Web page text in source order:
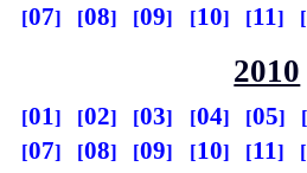
07
08 09 10 11
2010
01 02 03 04 05
07
08 09 10 11